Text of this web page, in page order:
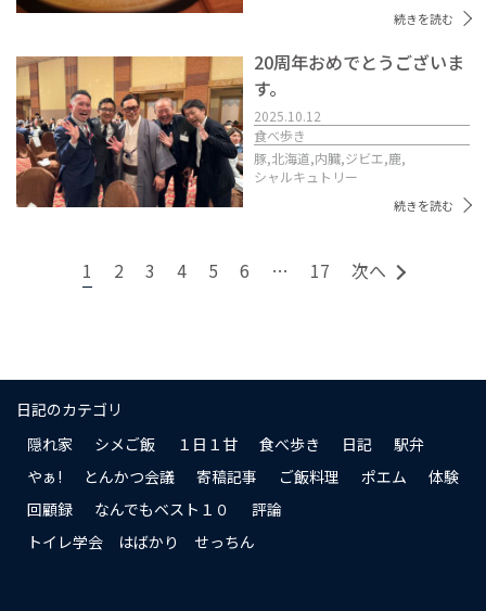
続きを読む
20周年おめでとうございま
す。
2025.10.12
食べ歩き
豚,北海道,内臓,ジビエ,鹿,
シャルキュトリー
続きを読む
1 2 3 4 5 6 … 17 次へ
日記のカテゴリ
隠れ家
シメご飯 １日１甘 食べ歩き 日記
駅弁
やぁ!
とんかつ会議 寄稿記事 ご飯料理 ポエム
体験
回顧録
なんでもベスト１０
評論
トイレ学会 はばかり せっちん